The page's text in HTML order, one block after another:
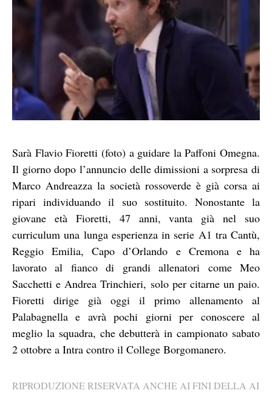
Sarà Flavio Fioretti (foto) a guidare la Paffoni Omegna.
Il giorno dopo l’annuncio delle dimissioni a sorpresa di
Marco Andreazza la società rossoverde è già corsa ai
ripari individuando il suo sostituito. Nonostante la
giovane età Fioretti, 47 anni, vanta già nel suo
curriculum una lunga esperienza in serie A1 tra Cantù,
Reggio Emilia, Capo d’Orlando e Cremona e ha
lavorato al fianco di grandi allenatori come Meo
Sacchetti e Andrea Trinchieri, solo per citarne un paio.
Fioretti dirige già oggi il primo allenamento al
Palabagnella e avrà pochi giorni per conoscere al
meglio la squadra, che debutterà in campionato sabato
2 ottobre a Intra contro il College Borgomanero.
RIPRODUZIONE RISERVATA ANCHE AI FINI DELLA AI